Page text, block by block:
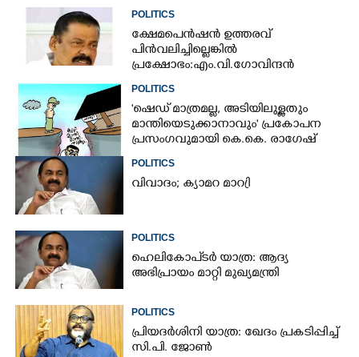
POLITICS
ക്ഷേമപെൻഷൻ ഉത്തരവ്
പിൻവലിച്ചില്ലെങ്കിൽ
പ്രക്ഷോഭം:എം.വി.ഗോവിന്ദൻ
POLITICS
'ഷെഡ് മാത്രമല്ല, അടിയിലുള്ളതും
മാന്തിയെടുക്കാനാവും' പ്രകോപന
പ്രസംഗവുമായി കെ.കെ. രാഗേഷ്
POLITICS
വിവാദം; ക്യാമറ മാറ്രി
POLITICS
ഹെലികോപ്ടർ യാത്ര: ആദ്യ
അഭിപ്രായം മാറ്റി മുഖ്യമന്ത്രി
POLITICS
പ്രിയദർശിനി യാത്ര: ഖേദം പ്രകടിപ്പിച്ച്
സി.പി. ജോൺ